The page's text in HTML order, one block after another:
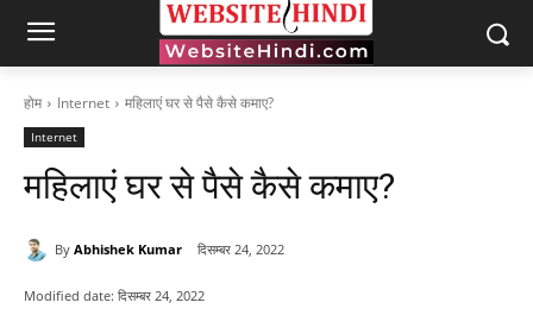
होम Internet महिलाएं घर से पैसे कैसे कमाए?
Internet
महिलाएं घर से पैसे कैसे कमाए?
By Abhishek Kumar दिसम्बर 24, 2022
Modified date: दिसम्बर 24, 2022